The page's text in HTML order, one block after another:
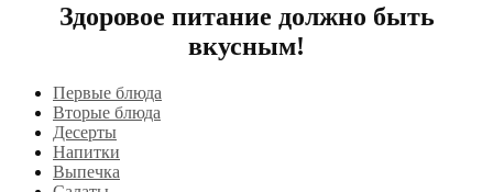
Здоровое питание должно быть
вкусным!
Первые блюда
Вторые блюда
Десерты
Напитки
Выпечка